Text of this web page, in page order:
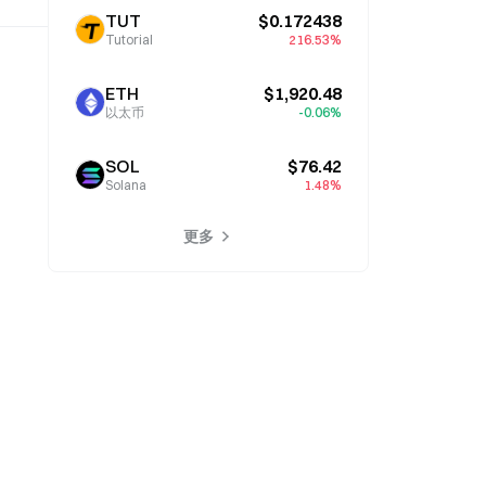
TUT
Tutorial
$0.172438
216.53%
ETH
以太币
$1,920.48
-0.06%
SOL
Solana
$76.42
1.48%
更多